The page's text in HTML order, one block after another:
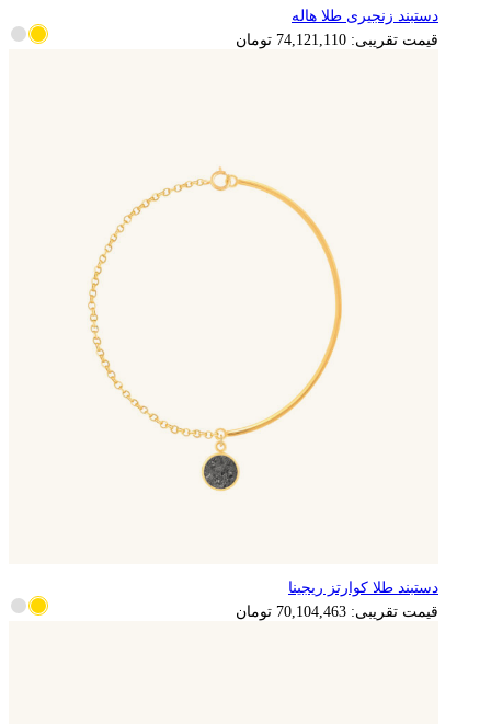
14,824,222 تومان
دستبند زنجیری طلا هاله
قیمت تقریبی:74,121,110 تومان
14,020,893 تومان
دستبند طلا کوارتز ریجینا
قیمت تقریبی:70,104,463 تومان